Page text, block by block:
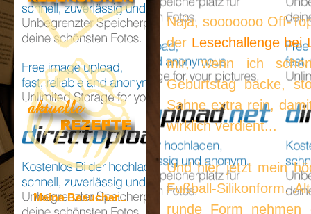
Naja, sooooooo Off-
der Lesechallenge bei
mir, wenn ich
Geburtstag backe,
Sahne extra rein,
wirklich verdient...
Und hier jetzt mein
Fußball-Silikonform.
runde Form nehmen
Meine Besucher...